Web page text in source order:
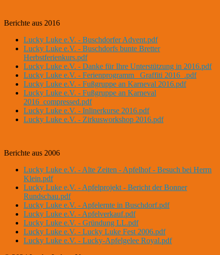
Berichte aus 2016
Lucky Luke e.V. - Buschdorfer Advent.pdf
Lucky Luke e.V. - Buschdorfs bunte Bretter
Herbstferienkurs.pdf
Lucky Luke e.V. - Danke für Ihre Unterstützung in 2016.pdf
Lucky Luke e.V. - Ferienprogramm _Graffiti 2016_.pdf
Lucky Luke e.V. - Fußgruppe an Karneval 2016.pdf
Lucky Luke e.V. - Fußgruppe an Karneval
2016_compressed.pdf
Lucky Luke e.V. - Inlinerkurse 2016.pdf
Lucky Luke e.V. - Zirkusworkshop 2016.pdf
Berichte aus 2006
Lucky Luke e.V. - Alte Zeiten - Apfelhof - Besuch bei Herrn
Klein.pdf
Lucky Luke e.V. - Apfelprojekt - Bericht der Bonner
Rundschau.pdf
Lucky Luke e.V. - Apfelernte in Buschdorf.pdf
Lucky Luke e.V. - Apfelverkauf.pdf
Lucky Luke e.V. - Gründung LL.pdf
Lucky Luke e.V. - Lucky Luke Fest 2006.pdf
Lucky Luke e.V. - Lucky-Apfelgelee Royal.pdf